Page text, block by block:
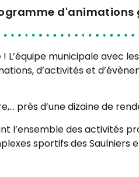
L’équipe municipale avec
d’activités et
près d’une dizaine de
l’ensemble des activités
sportifs des Saulniers